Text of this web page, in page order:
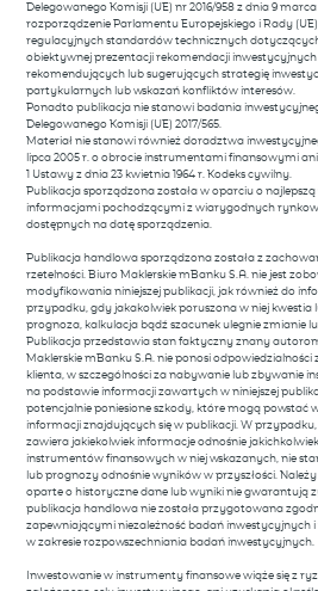
Delegowanego Komisji (UE) nr 2016/958 z dnia 9
rozporządzenie Parlamentu Europejskiego i Rady (UE)
regulacyjnych standardów technicznych
obiektywnej prezentacji rekomendacji
rekomendujących lub sugerujących strategię
partykularnych lub wskazań konfliktów interesów.
Ponadto publikacja nie stanowi badania
Delegowanego Komisji (UE) 2017/565.
Materiał nie stanowi również doradztwa
lipca 2005 r. o obrocie instrumentami finansowymi
1 Ustawy z dnia 23 kwietnia 1964 r. Kodeks cywilny.
Publikacja sporządzona została w oparciu o
informacjami pochodzącymi z wiarygodnych
dostępnych na datę sporządzenia.
Publikacja handlowa sporządzona została z
rzetelności. Biuro Maklerskie mBanku S.A. nie jest
modyfikowania niniejszej publikacji, jak również do
przypadku, gdy jakakolwiek poruszona w niej kwestia
prognoza, kalkulacja bądź szacunek ulegnie zmianie
Publikacja przedstawia stan faktyczny znany
Maklerskie mBanku S.A. nie ponosi odpowiedzialności
klienta, w szczególności za nabywanie lub zbywanie
na podstawie informacji zawartych w niniejszej
potencjalnie poniesione szkody, które mogą powstać
informacji znajdujących się w publikacji. W
zawiera jakiekolwiek informacje odnośnie
instrumentów finansowych w niej wskazanych, nie
lub prognozy odnośnie wyników w przyszłości.
oparte o historyczne dane lub wyniki nie gwarantują
publikacja handlowa nie została przygotowana
zapewniającymi niezależność badań inwestycyjnych
w zakresie rozpowszechniania badań inwestycyjnych.
Inwestowanie w instrumenty finansowe wiąże się z